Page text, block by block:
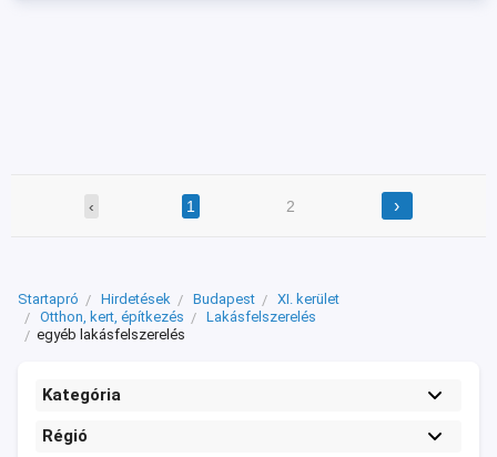
‹ 1 2 ›
Startapró Hirdetések Budapest
XI. kerület
Otthon, kert, építkezés
Lakásfelszerelés
egyéb lakásfelszerelés
Kategória
Régió